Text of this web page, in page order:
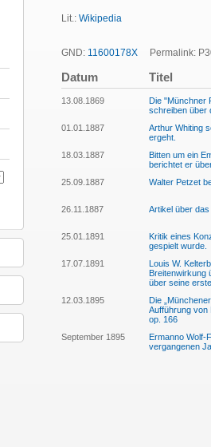
Lit.: Wikipedia
GND: 11600178X Permalink:
Datum Titel
13.08.1869
Die "Münchner
schreiben über
01.01.1887
Arthur Whiting
ergeht.
18.03.1887
Bitten um ein
berichtet er
25.09.1887 Walter Petzet
26.11.1887
Artikel über
25.01.1891
Kritik eines
gespielt wurde.
17.07.1891
Louis W.
Breitenwirkung
über seine
12.03.1895
Die
Aufführung von
op. 166
September 1895
Ermanno Wolf-
vergangenen